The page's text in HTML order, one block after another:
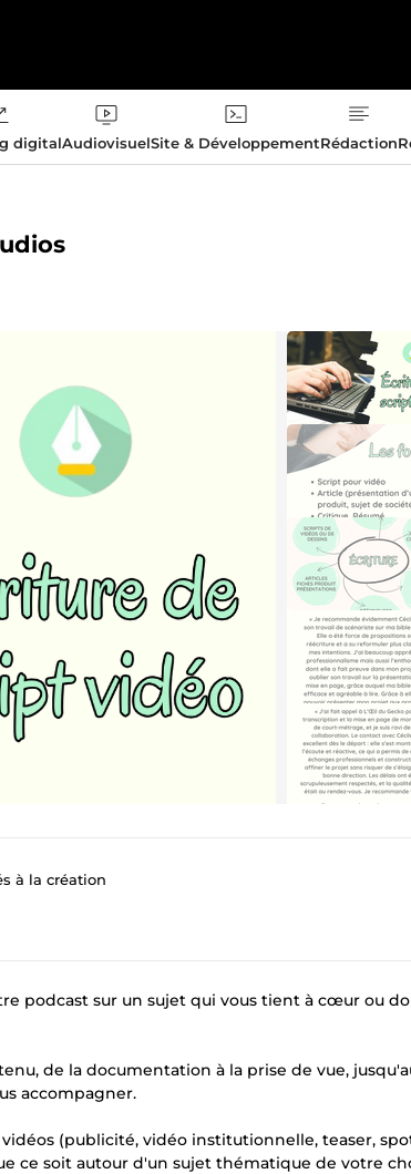
digitalAudiovisuelSite & DéveloppementRédaction
à la création
podcast sur un sujet qui vous tient à cœur ou
de la documentation à la prise de vue,
accompagner.
(publicité, vidéo institutionnelle, teaser,
ce soit autour d'un sujet thématique de votre